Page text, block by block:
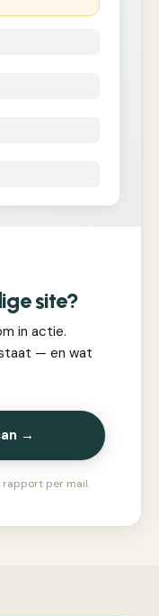
site?
in actie.
— en wat
→
rapport per mail.